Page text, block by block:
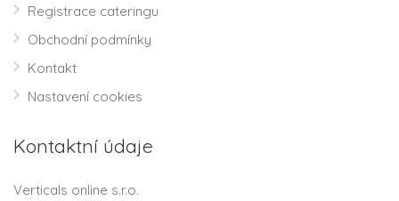
Registrace cateringu
Obchodní podmínky
Kontakt
Nastavení cookies
Kontaktní údaje
Verticals online s.r.o.